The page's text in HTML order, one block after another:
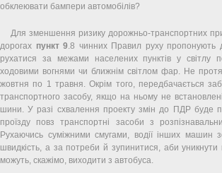
обклеювати бампери автомобілів?
Для зменшення ризику дорожньо-транспортних
дорогах пункт 9.8 чинних Правил руху пропонують
рухатися за межами населених пунктів у світлу
ходовими вогнями чи ближнім світлом фар. Не
жовтня по 1 травня. Окрім того, передбачається
транспортного засобу, якщо на ньому не встановлені
шини. У разі схвалення проекту змін до ПДР буде
проїзду повз транспортні засоби з
Рухаючись суміжними смугами, водії інших машин
швидкість, а за потреби й зупинитися, аби уникнути
можуть, скажімо, виходити з автобуса.